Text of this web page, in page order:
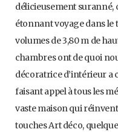
délicieusement suranné,
étonnant voyage dans le
volumes de 3,80 m de
chambres ont de quoi
décoratrice d’intérieur a
faisant appel à tous les
vaste maison qui
touches Art déco,